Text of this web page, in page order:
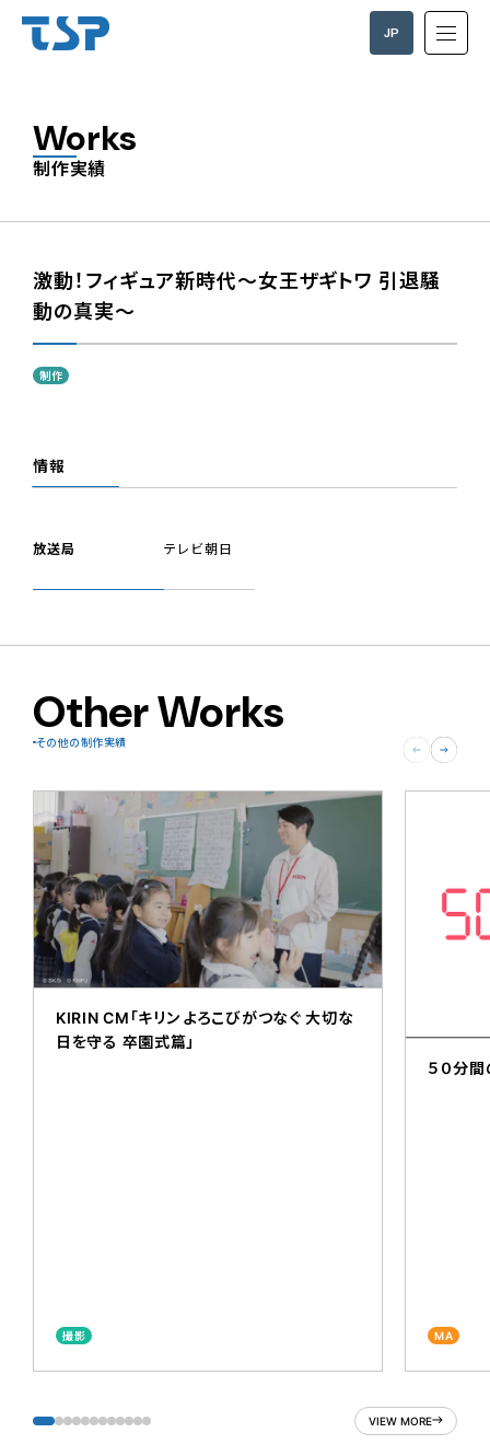
JP
Works
制作実績
激動！フィギュア新時代～女王ザギトワ 引退騒
動の真実～
制作
情報
放送局 テレビ朝日
Other Works
その他の制作実績
KIRIN CM「キリン よろこびがつなぐ 大切な
日を守る 卒園式篇」
撮影
５０分
MA
VIEW MORE